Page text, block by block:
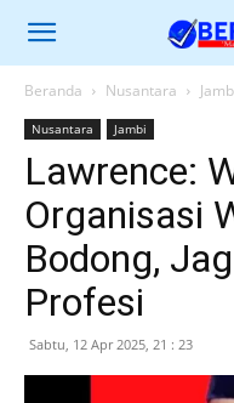
Beranda Nusantara
Nusantara Jambi
Lawrence:
Organisasi
Bodong,
Profesi
Sabtu, 12 Apr 2025, 21 : 23